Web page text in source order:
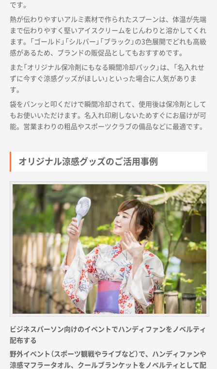
です。
熱が伝わりやすいアルミ素材で作られたスプーンは、体温が先端
まで伝わりやすく堅いアイスクリームをじんわりと溶かしてくれ
ます。「ゴールド」「シルバー」「ブラック」の3色展開でどれも高級
感があるため、ブランドの販促品としてもおすすめです。
また「オリジナル保冷剤にもなる瞬間冷却パック」は、「名入れせ
ずに今すぐ涼感グッズがほしい」といった場合に人気がありま
す。
袋をバンッと叩くだけで瞬間冷却されて、使用後は保冷剤として
もお使いいただけます。名入れ印刷しないためすぐにお届けが可
能。営業まわりの粗品やスポーツクラブの備品などに最適です。
オリジナル涼感グッズのご活用事例
ビジネスパーソン向けのイベントでハンディファンをノベルティ
配布する
野外イベント（スポーツ観戦やライブなど）で、ハンディファンや
涼感マフラータオル、クールブランケットをノベルティとして配